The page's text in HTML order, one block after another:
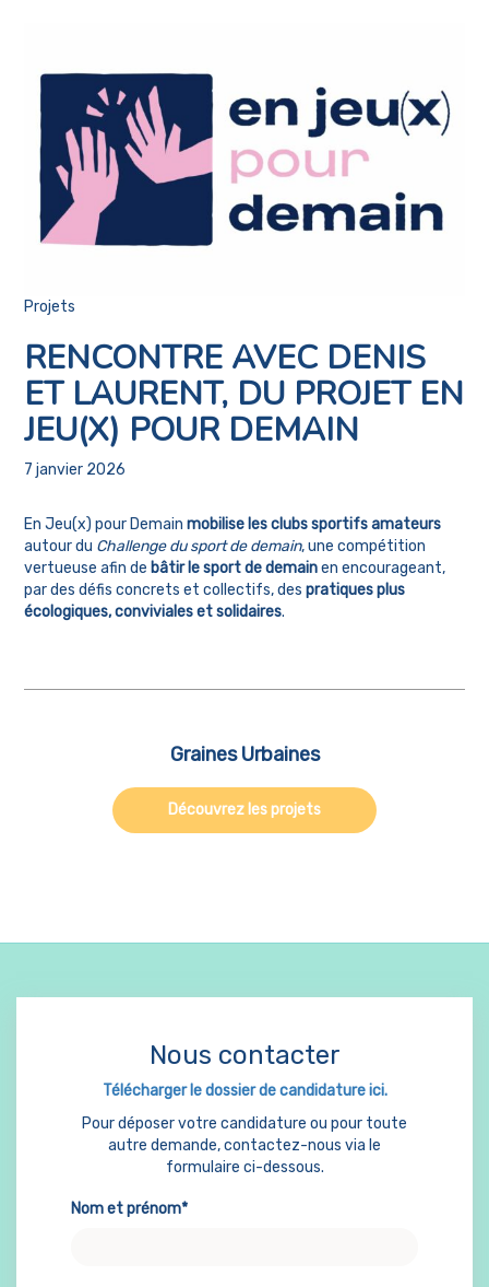
Projets
RENCONTRE AVEC DENIS
ET LAURENT, DU PROJET EN
JEU(X) POUR DEMAIN
7 janvier 2026
En Jeu(x) pour Demainmobilise les clubs sportifs amateurs
autour du Challenge du sport de demain, une compétition
vertueuse afin de bâtir le sport de demainen encourageant,
par des défis concrets et collectifs, despratiques plus
écologiques, conviviales et solidaires.
Graines Urbaines
Découvrez les projets
Nous contacter
Télécharger le dossier de candidature ici.
Pour déposer votre candidature ou pour toute
autre demande, contactez-nous via le
formulaire ci-dessous.
Nom et prénom*